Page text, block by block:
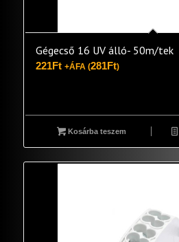
Gégecső 16 UV álló- 50m/tek
221Ft +ÁFA (281Ft)
Kosárba teszem